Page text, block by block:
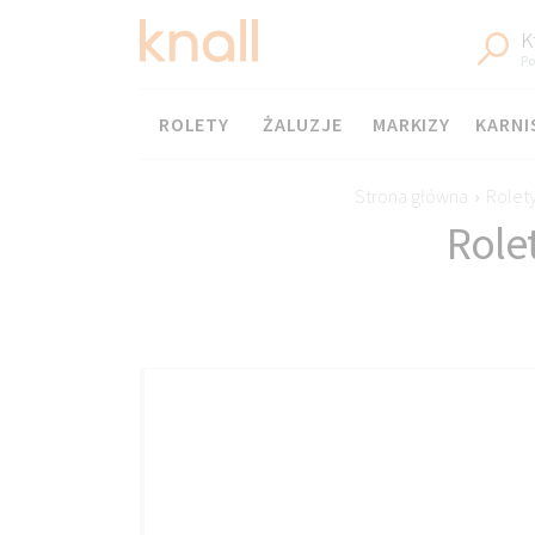
Menu
ROLETY ŻALUZJE MARKIZY
Strona główna ›